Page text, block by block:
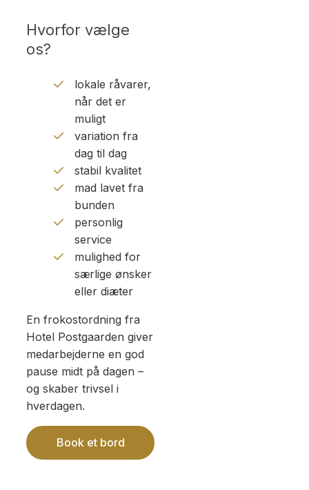
Hvorfor vælge
os?
lokale råvarer,
når det er
muligt
variation fra
dag til dag
stabil kvalitet
mad lavet fra
bunden
personlig
service
mulighed for
særlige ønsker
eller diæter
En frokostordning fra
Hotel Postgaarden giver
medarbejderne en god
pause midt på dagen –
og skaber trivsel i
hverdagen.
Book et bord